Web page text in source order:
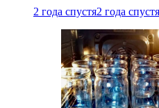
2 года спустя2 года спустя